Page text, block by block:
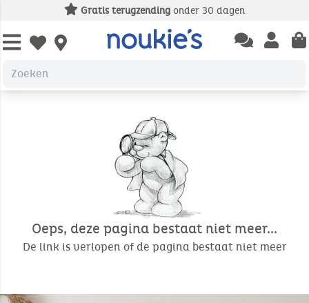
Gratis terugzending onder 30 dagen
Open wishlist Open
Open
Oeps, deze pagina bestaat niet meer...
De link is verlopen of de pagina bestaat niet meer